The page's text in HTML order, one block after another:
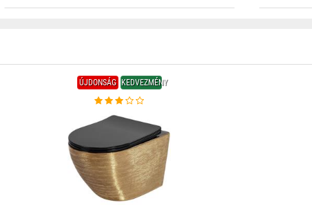
ÚJDONSÁG KEDVEZMÉNY